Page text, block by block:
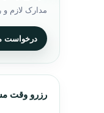
مدارک لازم
درخواست
رزرو وقت